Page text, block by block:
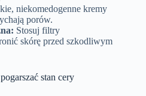
niekomedogenne kremy
porów.
Stosuj filtry
skórę przed szkodliwym
stan cery